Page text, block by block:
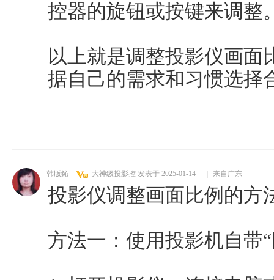
控器的旋钮或按键来调整
以上就是调整投影仪画面
据自己的需求和习惯选择
韩版鈊 大神级投影控 发表于 2025-01-14 来自广东
投影仪调整画面比例的方
方法一：使用投影机自带